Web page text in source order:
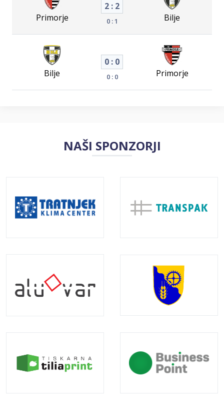
Primorje
2 : 2
0 : 1 Bilje
Bilje
0 : 0
0 : 0 Primorje
NAŠI SPONZORJI